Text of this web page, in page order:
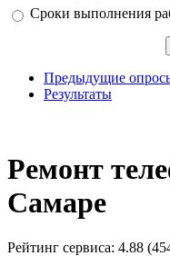
Сроки выполнения
Предыдущие
Результаты
Ремонт
Самаре
Рейтинг сервиса: 4.88